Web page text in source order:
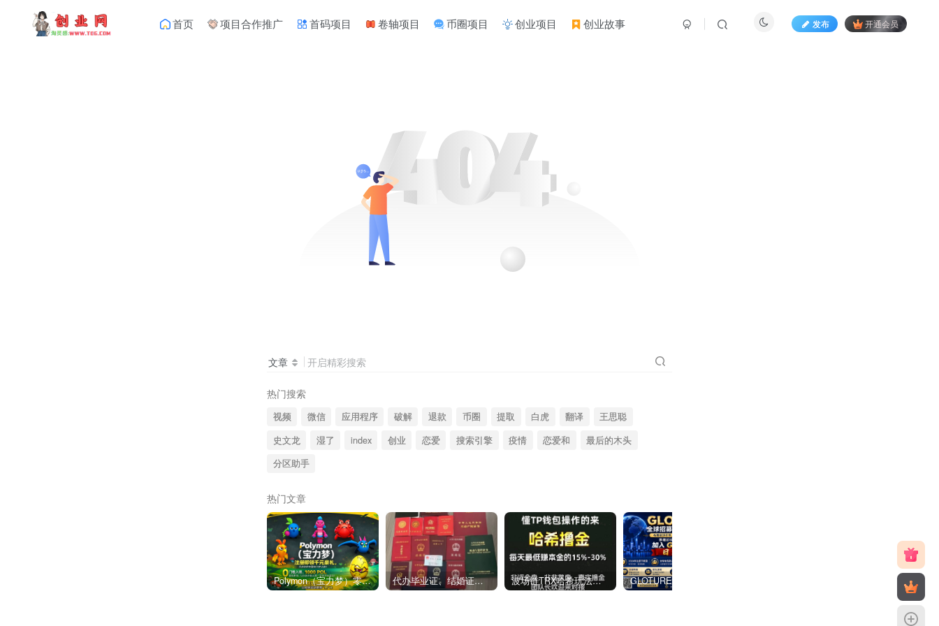
首页 项目合作推广 首码项目 卷轴项目 币圈项目 创业项目 创业故事 发布 开通会员
文章 开启精彩搜索
热门搜索
视频 微信 应用程序 破解 退款 币圈 提取 白虎 翻译
王思聪
史文龙
湿了 index 创业 恋爱 搜索引擎 疫情 恋爱和
最后的木头
分区助手
热门文章
Polymon（宝力梦）零撸链游天花板，稳定收益，轻松变现，今日全球首发！ 代办毕业证、结婚证、房产证、不动产权证书、离婚证、中专/大专/高中 ​波场链TRX哈希玩法深度解析：低门槛也能实现稳定回报的新思路